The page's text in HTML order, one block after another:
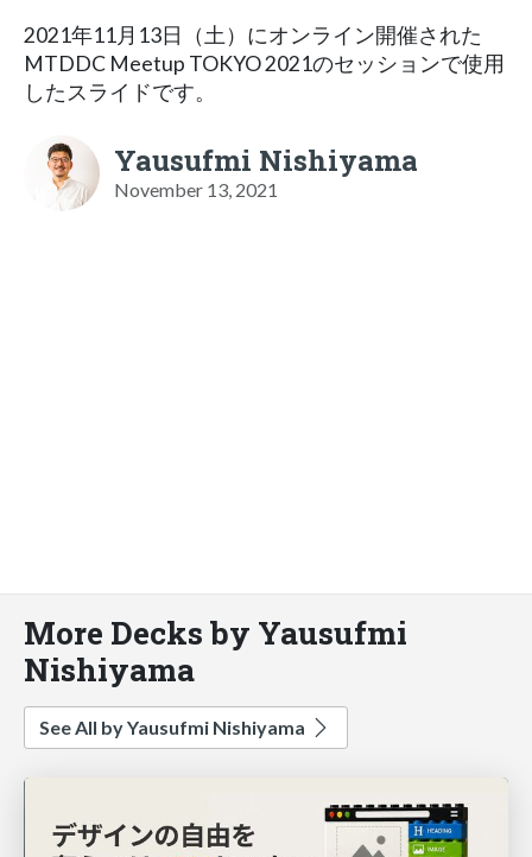
2021年11月13日（土）にオンライン開催された
MTDDC Meetup TOKYO 2021のセッションで使用
したスライドです。
Yausufmi Nishiyama
November 13, 2021
More Decks by Yausufmi
Nishiyama
See All by Yausufmi Nishiyama